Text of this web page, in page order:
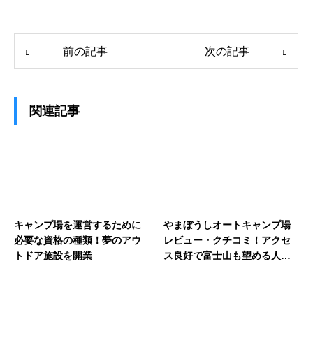
前の記事 次の記事
関連記事
キャンプ場を運営するために
必要な資格の種類！夢のアウ
トドア施設を開業
やまぼうしオートキャンプ場
レビュー・クチコミ！アクセ
ス良好で富士山も望める人気